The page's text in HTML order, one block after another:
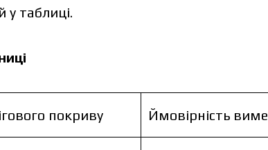
таблиці.
покриву Ймовірність
політику захисту